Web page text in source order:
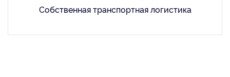
Собственная транспортная логистика